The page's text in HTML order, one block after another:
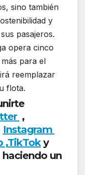
sino también
y
pasajeros.
opera cinco
para el
reemplazar
flota.
,
Instagram
,TikToky
un